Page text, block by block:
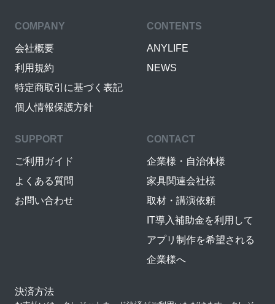
COMPANY
会社概要
利用規約
特定商取引に基づく表記
個人情報保護方針
CONTENTS
ANYLIFE
NEWS
SUPPORT
ご利用ガイド
よくある質問
お問い合わせ
CONTACT
企業様・自治体様
家具関連会社様
取材・講演依頼
IT導入補助金を利用して
アプリ制作を希望される
企業様へ
決済方法